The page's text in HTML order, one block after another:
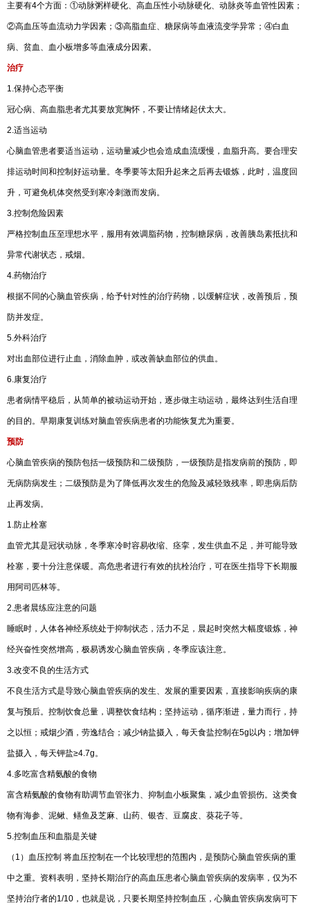
主要有4个方面：①动脉粥样硬化、高血压性小动脉硬化、动脉炎等血管性因素；
②高血压等血流动力学因素；③高脂血症、糖尿病等血液流变学异常；④白血
病、贫血、血小板增多等血液成分因素。
治疗
1.保持心态平衡
冠心病、高血脂患者尤其要放宽胸怀，不要让情绪起伏太大。
2.适当运动
心脑血管患者要适当运动，运动量减少也会造成血流缓慢，血脂升高。要合理安
排运动时间和控制好运动量。冬季要等太阳升起来之后再去锻炼，此时，温度回
升，可避免机体突然受到寒冷刺激而发病。
3.控制危险因素
严格控制血压至理想水平，服用有效调脂药物，控制糖尿病，改善胰岛素抵抗和
异常代谢状态，戒烟。
4.药物治疗
根据不同的心脑血管疾病，给予针对性的治疗药物，以缓解症状，改善预后，预
防并发症。
5.外科治疗
对出血部位进行止血，消除血肿，或改善缺血部位的供血。
6.康复治疗
患者病情平稳后，从简单的被动运动开始，逐步做主动运动，最终达到生活自理
的目的。早期康复训练对脑血管疾病患者的功能恢复尤为重要。
预防
心脑血管疾病的预防包括一级预防和二级预防，一级预防是指发病前的预防，即
无病防病发生；二级预防是为了降低再次发生的危险及减轻致残率，即患病后防
止再发病。
1.防止栓塞
血管尤其是冠状动脉，冬季寒冷时容易收缩、痉挛，发生供血不足，并可能导致
栓塞，要十分注意保暖。高危患者进行有效的抗栓治疗，可在医生指导下长期服
用阿司匹林等。
2.患者晨练应注意的问题
睡眠时，人体各神经系统处于抑制状态，活力不足，晨起时突然大幅度锻炼，神
经兴奋性突然增高，极易诱发心脑血管疾病，冬季应该注意。
3.改变不良的生活方式
不良生活方式是导致心脑血管疾病的发生、发展的重要因素，直接影响疾病的康
复与预后。控制饮食总量，调整饮食结构；坚持运动，循序渐进，量力而行，持
之以恒；戒烟少酒，劳逸结合；减少钠盐摄入，每天食盐控制在5g以内；增加钾
盐摄入，每天钾盐≥4.7g。
4.多吃富含精氨酸的食物
富含精氨酸的食物有助调节血管张力、抑制血小板聚集，减少血管损伤。这类食
物有海参、泥鳅、鳝鱼及芝麻、山药、银杏、豆腐皮、葵花子等。
5.控制血压和血脂是关键
（1）血压控制 将血压控制在一个比较理想的范围内，是预防心脑血管疾病的重
中之重。资料表明，坚持长期治疗的高血压患者心脑血管疾病的发病率，仅为不
坚持治疗者的1/10，也就是说，只要长期坚持控制血压，心脑血管疾病发病可下